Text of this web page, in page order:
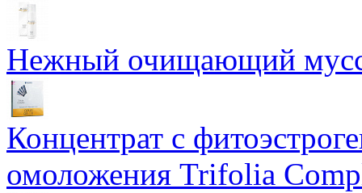
Нежный очищающий мусс
Концентрат с
омоложения Trifolia